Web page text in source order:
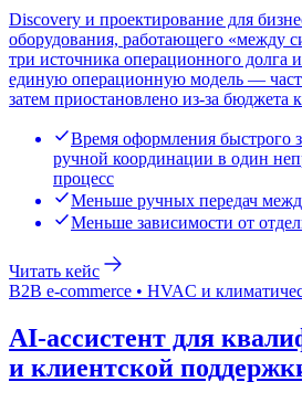
Discovery и проектирование для
оборудования, работающего «между
три источника операционного долга
единую операционную модель —
затем приостановлено из-за бюджета
Время оформления быстрого
ручной координации в один
процесс
Меньше ручных передач
Меньше зависимости от
Читать кейс
B2B e-commerce • HVAC и
AI-ассистент для
и клиентской